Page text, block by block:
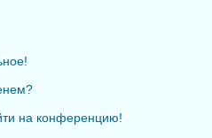
на конференцию!